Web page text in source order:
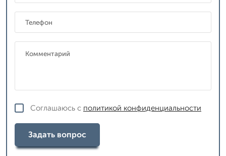
Соглашаюсь с политикой конфиденциальности
Задать вопрос